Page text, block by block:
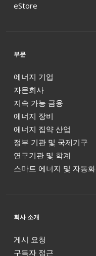
eStore
부문
에너지 기업
자문회사
지속 가능 금융
에너지 장비
에너지 집약 산업
정부 기관 및 국제기구
연구기관 및 학계
스마트 에너지 및 자동화
회사 소개
게시 요청
구독자 접근